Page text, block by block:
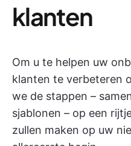
klanten
Om u te helpen uw
klanten te verbeteren
we de stappen –
sjablonen – op een
zullen maken op uw